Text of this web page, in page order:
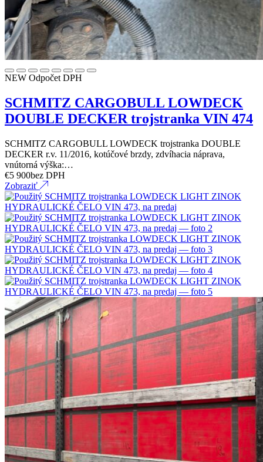
NEW Odpočet DPH
SCHMITZ CARGOBULL LOWDECK
DOUBLE DECKER trojstranka VIN 474
SCHMITZ CARGOBULL LOWDECK trojstranka DOUBLE
DECKER r.v. 11/2016, kotúčové brzdy, zdvíhacia náprava,
vnútorná výška:…
€5 900bez DPH
Zobraziť